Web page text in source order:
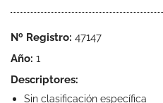
Nº Registro: 47147
Año: 1
Descriptores:
Sin clasificación específica